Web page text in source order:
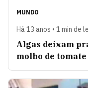
MUNDO
Há 13 anos • 1 min de
Algas deixam
molho de tomate